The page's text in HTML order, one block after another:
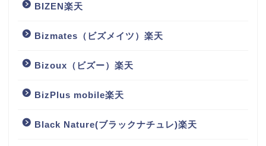
BIZEN楽天
Bizmates（ビズメイツ）楽天
Bizoux（ビズー）楽天
BizPlus mobile楽天
Black Nature(ブラックナチュレ)楽天